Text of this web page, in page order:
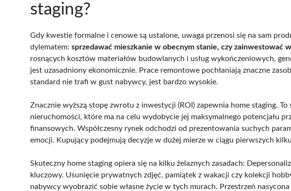
staging?
Gdy kwestie formalne i cenowe są ustalone, uwaga przenosi się na sam
dylematem: sprzedawać mieszkanie w obecnym stanie, czy zainwestować
rosnących kosztów materiałów budowlanych i usług wykończeniowych,
jest uzasadniony ekonomicznie. Prace remontowe pochłaniają znaczne
standard nie trafi w gust nabywcy, jest bardzo wysokie.
Znacznie wyższą stopę zwrotu z inwestycji (ROI) zapewnia home staging.
nieruchomości, które ma na celu wydobycie jej maksymalnego potencjału
finansowych. Współczesny rynek odchodzi od prezentowania suchych
emocji. Kupujący podejmują decyzje w dużej mierze w ciągu pierwszych
Skuteczny home staging opiera się na kilku żelaznych zasadach:
kluczowy. Usunięcie prywatnych zdjęć, pamiątek z wakacji czy kolekcji
nabywcy wyobrazić sobie własne życie w tych murach. Przestrzeń